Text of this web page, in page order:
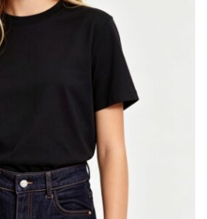
PERFUMES
BOLSOS Y MONEDEROS
CALZADO
COMPLEMENTOS